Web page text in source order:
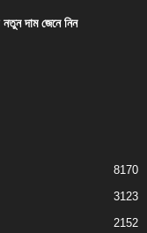
দাম জেনে নিন
8170
3123
2152